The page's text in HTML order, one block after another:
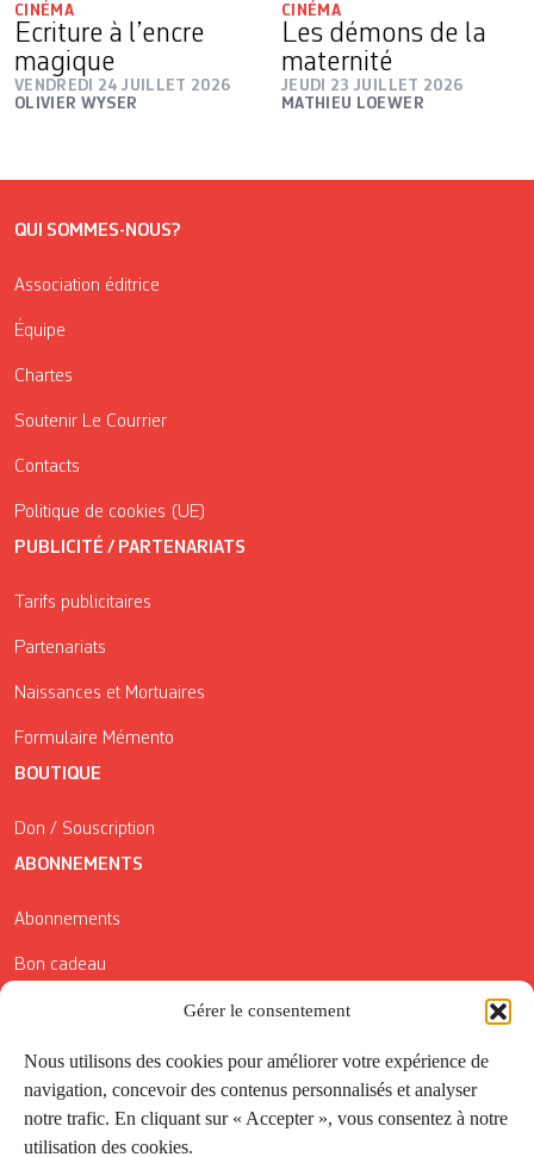
Gérer le consentement
Nous utilisons des cookies pour améliorer votre expérience de
navigation, concevoir des contenus personnalisés et analyser
notre trafic. En cliquant sur « Accepter », vous consentez à notre
utilisation des cookies.
CINÉMA
Ecriture à l’encre
magique
VENDREDI 24 JUILLET 2026
OLIVIER WYSER
CINÉMA
Les démons de la
maternité
JEUDI 23 JUILLET 2026
MATHIEU LOEWER
QUI SOMMES-NOUS?
Association éditrice
Équipe
Chartes
Soutenir Le Courrier
Contacts
Politique de cookies (UE)
PUBLICITÉ / PARTENARIATS
Tarifs publicitaires
Partenariats
Naissances et Mortuaires
Formulaire Mémento
BOUTIQUE
Don / Souscription
ABONNEMENTS
Abonnements
Bon cadeau
Conditions générales de vente
Réductions de la Carte Côté Courrier
Application